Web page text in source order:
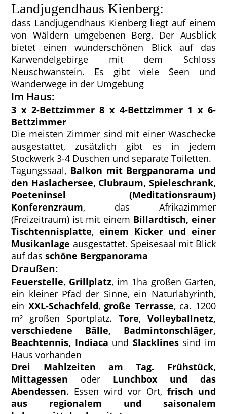
Landjugendhaus Kienberg:
dass Landjugendhaus Kienberg liegt auf einem
von Wäldern umgebenen Berg. Der Ausblick
bietet einen wunderschönen Blick auf das
Karwendelgebirge mit dem Schloss
Neuschwanstein. Es gibt viele Seen und
Wanderwege in der Umgebung
Im Haus:
3 x 2-Bettzimmer 8 x 4-Bettzimmer 1 x 6-
Bettzimmer
Die meisten Zimmer sind mit einer Waschecke
ausgestattet, zusätzlich gibt es in jedem
Stockwerk 3-4 Duschen und separate Toiletten.
Tagungssaal, Balkon mit Bergpanorama und
den Haslachersee, Clubraum, Spieleschrank,
Poeteninsel (Meditationsraum)
Konferenzraum, das Afrikazimmer
(Freizeitraum) ist mit einem Billardtisch, einer
Tischtennisplatte, einem Kicker und einer
Musikanlage ausgestattet. Speisesaal mit Blick
auf dasschöne Bergpanorama
Draußen:
Feuerstelle, Grillplatz, im 1ha großen Garten,
ein kleiner Pfad der Sinne, ein Naturlabyrinth,
ein XXL-Schachfeld,große Terrasse, ca. 1200
m² großen Sportplatz. Tore, Volleyballnetz,
verschiedene Bälle, Badmintonschläger,
Beachtennis, Indiaca und Slacklinessind im
Haus vorhanden
Drei Mahlzeiten am Tag. Frühstück,
Mittagessen oder Lunchbox und das
Abendessen. Essen wird vor Ort, frisch und
aus regionalem und saisonalem